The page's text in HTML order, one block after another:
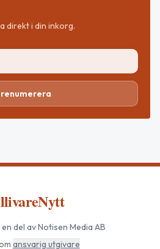
direkt i din inkorg.
del av Notisen Media AB
ansvarig utgivare